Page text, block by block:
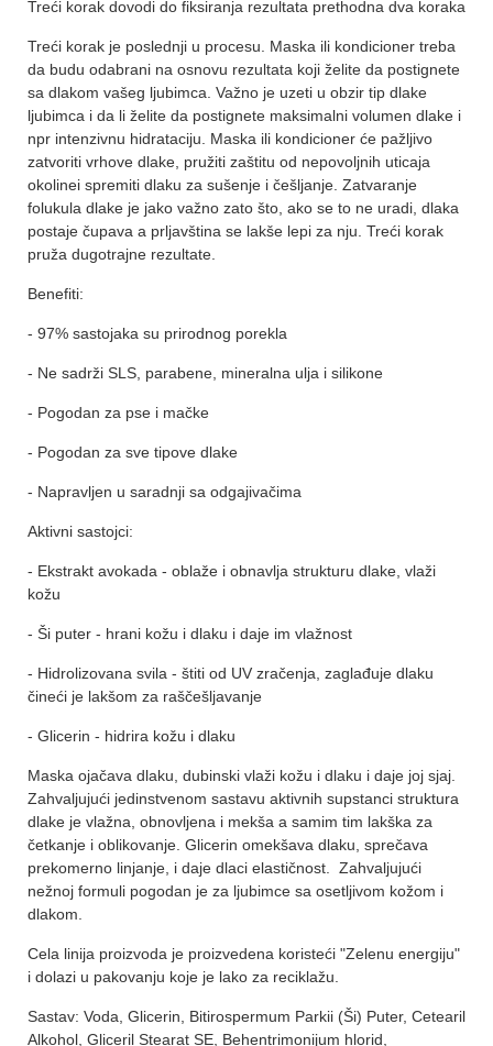
Treći korak dovodi do fiksiranja rezultata prethodna dva koraka
Treći korak je poslednji u procesu. Maska ili kondicioner treba
da budu odabrani na osnovu rezultata koji želite da postignete
sa dlakom vašeg ljubimca. Važno je uzeti u obzir tip dlake
ljubimca i da li želite da postignete maksimalni volumen dlake i
npr intenzivnu hidrataciju. Maska ili kondicioner će pažljivo
zatvoriti vrhove dlake, pružiti zaštitu od nepovoljnih uticaja
okolinei spremiti dlaku za sušenje i češljanje. Zatvaranje
folukula dlake je jako važno zato što, ako se to ne uradi, dlaka
postaje čupava a prljavština se lakše lepi za nju. Treći korak
pruža dugotrajne rezultate.
Benefiti:
- 97% sastojaka su prirodnog porekla
- Ne sadrži SLS, parabene, mineralna ulja i silikone
- Pogodan za pse i mačke
- Pogodan za sve tipove dlake
- Napravljen u saradnji sa odgajivačima
Aktivni sastojci:
- Ekstrakt avokada - oblaže i obnavlja strukturu dlake, vlaži
kožu
- Ši puter - hrani kožu i dlaku i daje im vlažnost
- Hidrolizovana svila - štiti od UV zračenja, zaglađuje dlaku
čineći je lakšom za raščešljavanje
- Glicerin - hidrira kožu i dlaku
Maska ojačava dlaku, dubinski vlaži kožu i dlaku i daje joj sjaj.
Zahvaljujući jedinstvenom sastavu aktivnih supstanci struktura
dlake je vlažna, obnovljena i mekša a samim tim lakška za
četkanje i oblikovanje. Glicerin omekšava dlaku, sprečava
prekomerno linjanje, i daje dlaci elastičnost. Zahvaljujući
nežnoj formuli pogodan je za ljubimce sa osetljivom kožom i
dlakom.
Cela linija proizvoda je proizvedena koristeći "Zelenu energiju"
i dolazi u pakovanju koje je lako za reciklažu.
Sastav: Voda, Glicerin, Bitirospermum Parkii (Ši) Puter, Cetearil
Alkohol, Gliceril Stearat SE, Behentrimonijum hlorid,